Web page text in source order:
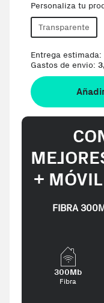
Personaliza tu
Transparente
Entrega estimada:
Gastos de envio:
+
FIBRA
300Mb
Fibra